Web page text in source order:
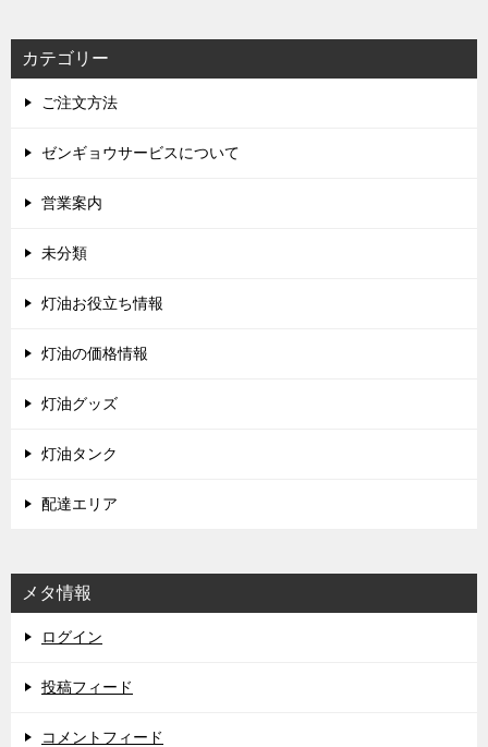
カテゴリー
ご注文方法
ゼンギョウサービスについて
営業案内
未分類
灯油お役立ち情報
灯油の価格情報
灯油グッズ
灯油タンク
配達エリア
メタ情報
ログイン
投稿フィード
コメントフィード